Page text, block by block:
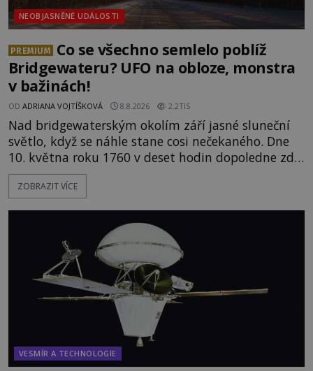
NEOBJASNĚNÉ UDÁLOSTI
PREMIUM
Co se všechno semlelo poblíž
Bridgewateru? UFO na obloze, monstra
v bažinách!
OD ADRIANA VOJTÍŠKOVÁ 8.8.2026 2.2TIS
Nad bridgewaterským okolím září jasné sluneční
světlo, když se náhle stane cosi nečekaného. Dne
10. května roku 1760 v deset hodin dopoledne zde
dojde k vůbec prvnímu historicky doloženému
přeletu UFO. Podle záznamů vyzařuje takové
jen o nějaký optický klam, nebo se zde skutečně
právě vznáší mimozemská loď
ZOBRAZIT VÍCE
VESMÍR A TECHNOLOGIE